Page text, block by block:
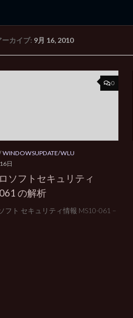
3rd Edition
ーカイブ: 9月 16, 2010
0
WINDOWSUPDATE/WLU
日
ソフトセキュリティ
の解析
フト セキュリティ情報 MS10-061 –